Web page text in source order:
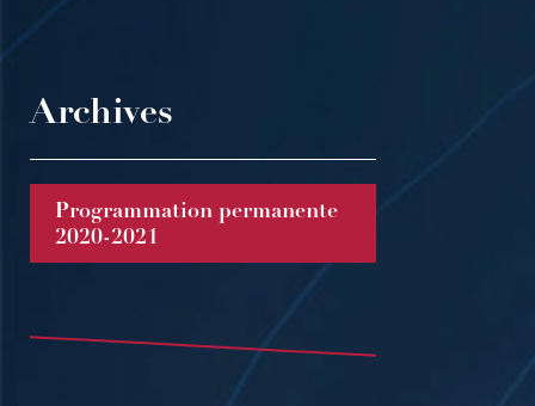
Archives
Programmation permanente
2020-2021